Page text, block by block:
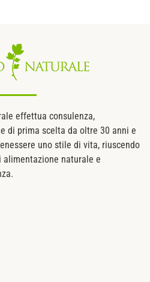
effettua consulenza,
di prima scelta da oltre 30 anni e
uno stile di vita, riuscendo
alimentazione naturale e